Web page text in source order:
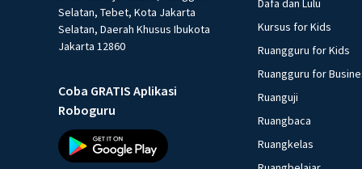
Selatan, Tebet, Kota Jakarta
Selatan, Daerah Khusus Ibukota
Jakarta 12860
Coba GRATIS Aplikasi
Roboguru
Dafa dan Lulu
Kursus for Kids
Ruangguru for Kids
Ruangguru for
Ruanguji
Ruangbaca
Ruangkelas